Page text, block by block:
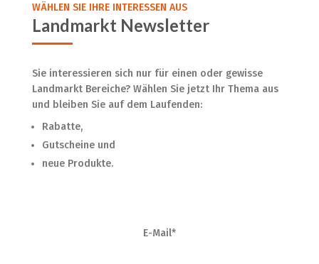
E-Mail*
WÄHLEN SIE IHRE INTERESSEN AUS
Landmarkt Newsletter
Sie interessieren sich nur für einen oder gewisse
Landmarkt Bereiche? Wählen Sie jetzt Ihr Thema aus
und bleiben Sie auf dem Laufenden:
Rabatte,
Gutscheine und
neue Produkte.